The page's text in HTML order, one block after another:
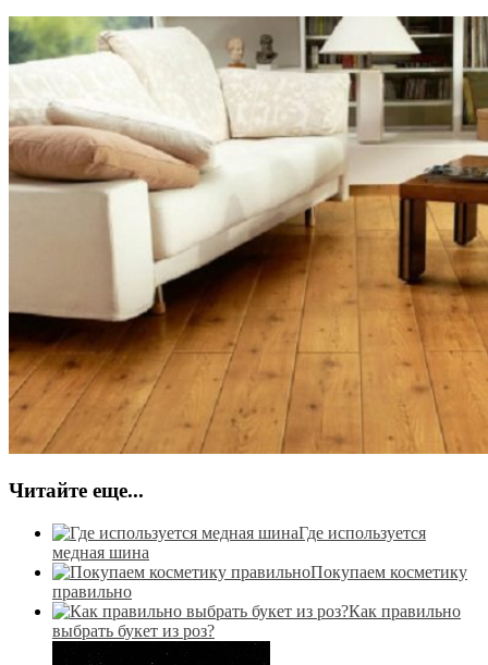
Читайте еще...
Где используется
медная шина
Покупаем косметику
правильно
Как правильно
выбрать букет из роз?